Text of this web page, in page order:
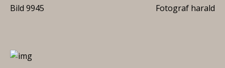
Bild 9945 Fotograf harald